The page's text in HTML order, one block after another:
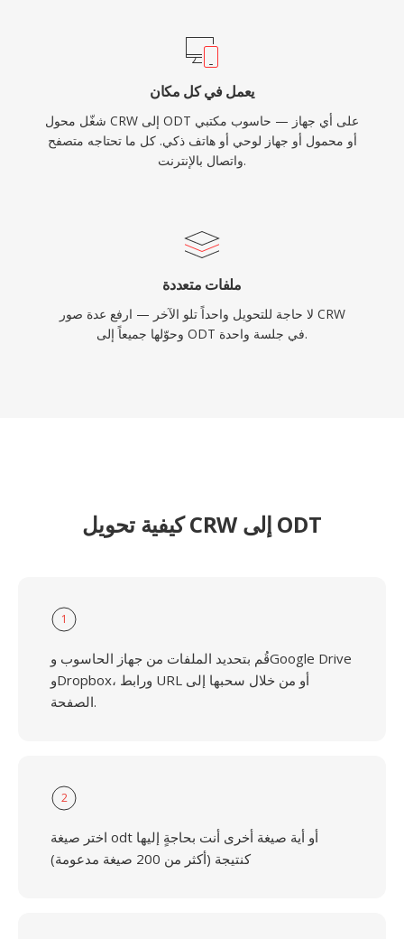
يعمل في كل مكان
شغّل محول CRW إلى ODT على أي جهاز — حاسوب مكتبي
أو محمول أو جهاز لوحي أو هاتف ذكي. كل ما تحتاجه متصفح
واتصال بالإنترنت.
ملفات متعددة
لا حاجة للتحويل واحداً تلو الآخر — ارفع عدة صور CRW
وحوّلها جميعاً إلى ODT في جلسة واحدة.
كيفية تحويل CRW إلى ODT
1
قُم بتحديد الملفات من جهاز الحاسوب وGoogle Drive
وDropbox، ورابط URL أو من خلال سحبها إلى
الصفحة.
2
اختر صيغة odt أو أية صيغة أخرى أنت بحاجةٍ إليها
كنتيجة (أكثر من 200 صيغة مدعومة)